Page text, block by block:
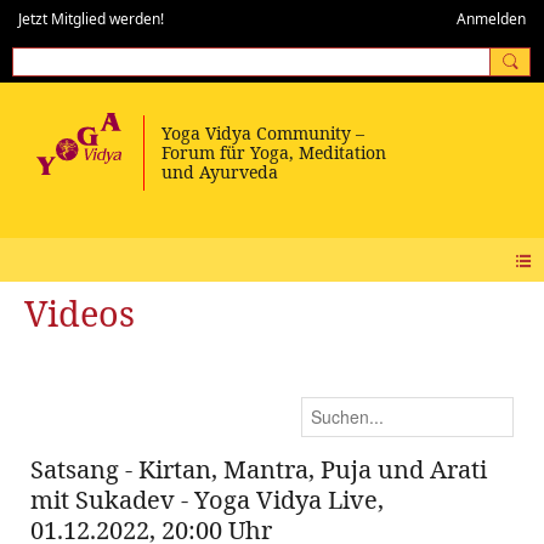
Jetzt Mitglied werden! Anmelden
Videos
Satsang - Kirtan, Mantra, Puja und Arati
mit Sukadev - Yoga Vidya Live,
01.12.2022, 20:00 Uhr